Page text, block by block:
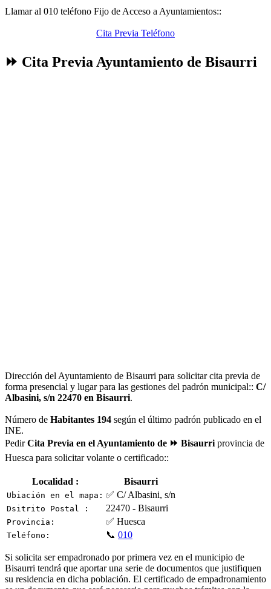
Llamar al 010 teléfono Fijo de Acceso a Ayuntamientos::
Cita Previa Teléfono
⏩ Cita Previa Ayuntamiento de Bisaurri
Dirección del Ayuntamiento de Bisaurri para solicitar cita previa de
forma presencial y lugar para las gestiones del padrón municipal:: C/
Albasini, s/n 22470 en Bisaurri.
Número de Habitantes 194 según el último padrón publicado en el
INE.
PedirCita Previa en el Ayuntamiento de ⏩ Bisaurri provincia de
Huesca para solicitar volante o certificado::
Localidad : Bisaurri
Ubiación en el mapa: ✅ C/ Albasini, s/n
Dsitrito Postal : 22470 - Bisaurri
Provincia: ✅ Huesca
Teléfono: 📞 010
Si solicita ser empadronado por primera vez en el municipio de
Bisaurri tendrá que aportar una serie de documentos que justifiquen
su residencia en dicha población. El certificado de empadronamiento